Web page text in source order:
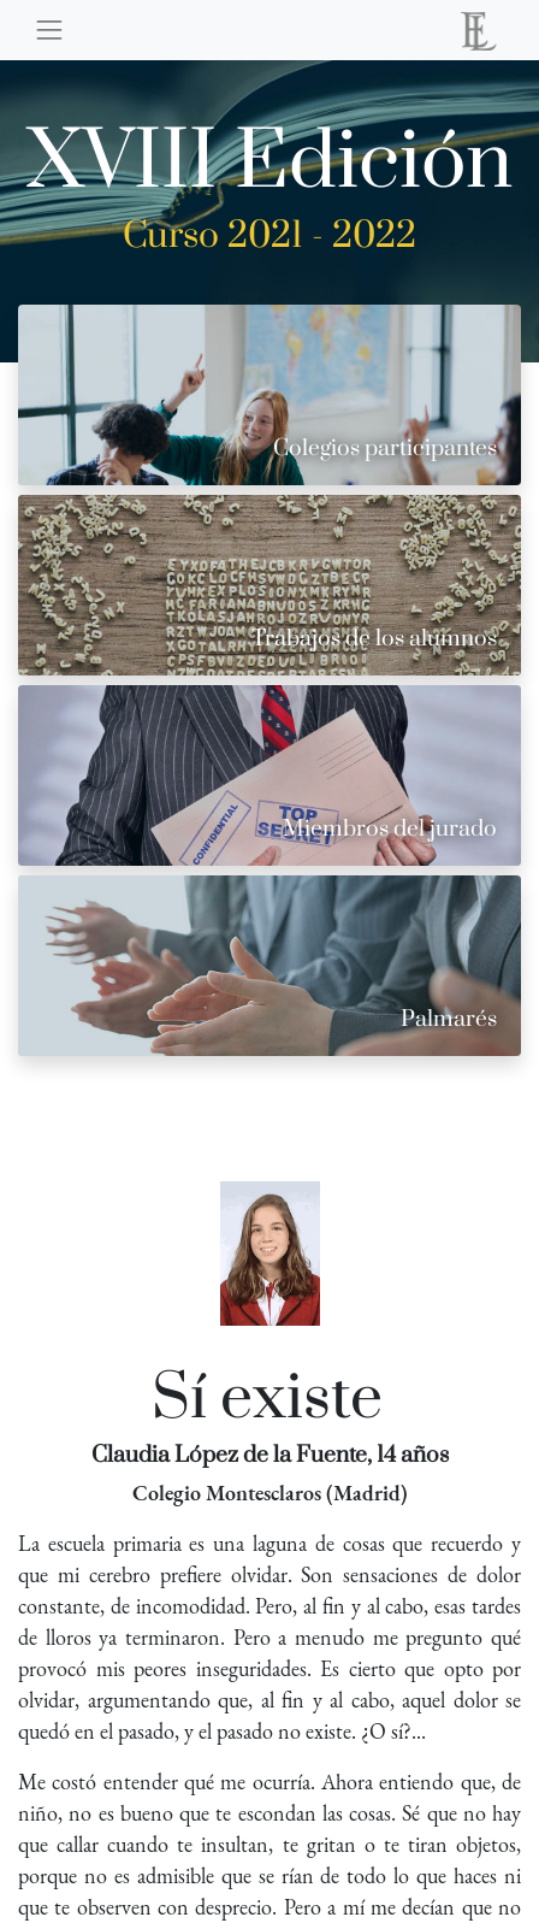
XVIII Edición
Curso 2021 - 2022
Colegios participantes
Trabajos de los alumnos
Miembros del jurado
Palmarés
Sí existe
Claudia López de la Fuente, 14 años
Colegio Montesclaros (Madrid)
La escuela primaria es una laguna de cosas que recuerdo y
que mi cerebro prefiere olvidar. Son sensaciones de dolor
constante, de incomodidad. Pero, al fin y al cabo, esas tardes
de lloros ya terminaron. Pero a menudo me pregunto qué
provocó mis peores inseguridades. Es cierto que opto por
olvidar, argumentando que, al fin y al cabo, aquel dolor se
quedó en el pasado, y el pasado no existe. ¿O sí?...
Me costó entender qué me ocurría. Ahora entiendo que, de
niño, no es bueno que te escondan las cosas. Sé que no hay
que callar cuando te insultan, te gritan o te tiran objetos,
porque no es admisible que se rían de todo lo que haces ni
que te observen con desprecio. Pero a mí me decían que no